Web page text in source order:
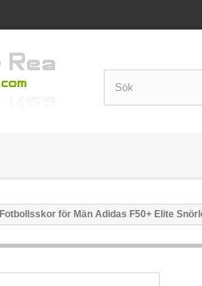
Fotbollsskor för Män Adidas F50+ Elite